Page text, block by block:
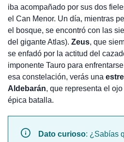
iba acompañado por sus dos
el Can Menor. Un día, mientras
el bosque, se encontró con las
del gigante Atlas). Zeus, que
se enfadó por la actitud del
imponente Tauro para
esa constelación, verás una
Aldebarán, que representa el
épica batalla.
Dato curioso: ¿Sabías